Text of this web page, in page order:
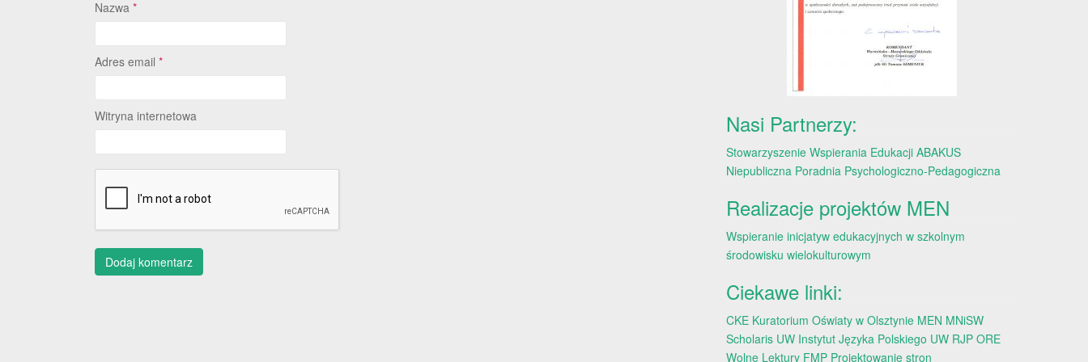
Nazwa *
Adres email *
Witryna internetowa Nasi Partnerzy:
Stowarzyszenie Wspierania Edukacji ABAKUS
Niepubliczna Poradnia Psychologiczno-Pedagogiczna
Realizacje projektów MEN
Wspieranie inicjatyw edukacyjnych w szkolnym
środowisku wielokulturowym
Ciekawe linki:
CKE Kuratorium Oświaty w Olsztynie MEN MNiSW
Scholaris UW Instytut Języka Polskiego UW RJP ORE
Wolne Lektury FMP Projektowanie stron